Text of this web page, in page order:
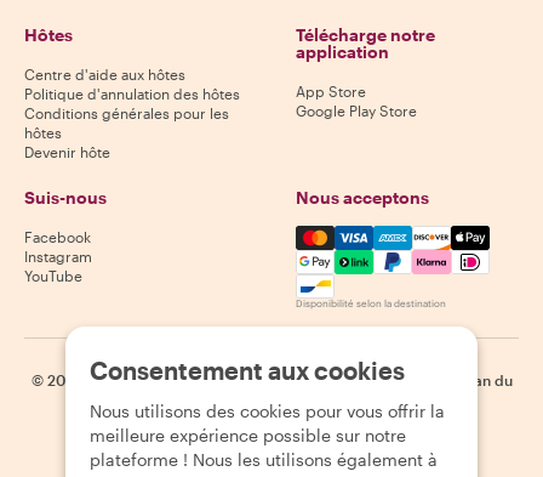
Hôtes
Centre d'aide aux hôtes
Politique d'annulation des hôtes
Conditions générales pour les
hôtes
Devenir hôte
Télécharge notre
application
App Store
Google Play Store
Suis-nous
Facebook
Instagram
YouTube
Nous acceptons
Mastercard, Visa, Amex,
Disponibilité selon la destination
© 2026 Withlocals.com | Politique de confidentialité | Cookies
Plan du
site
Consentement aux cookies
Nous utilisons des cookies pour vous offrir la
meilleure expérience possible sur notre
plateforme ! Nous les utilisons également à